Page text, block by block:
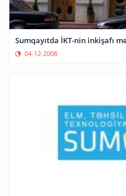
Sumqayıtda İKT-nin inkişafı
04-12-2008